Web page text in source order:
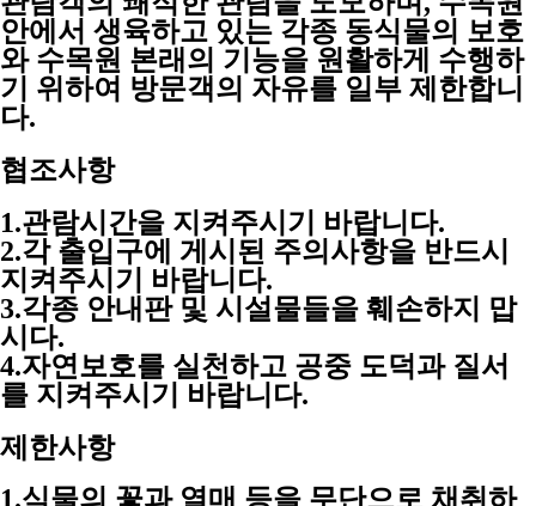
안에서 생육하고 있는 각종 동식물의 보호
와 수목원 본래의 기능을 원활하게 수행하
기 위하여 방문객의 자유를 일부 제한합니
다.
협조사항
1.관람시간을 지켜주시기 바랍니다.
2.각 출입구에 게시된 주의사항을 반드시
지켜주시기 바랍니다.
3.각종 안내판 및 시설물들을 훼손하지 맙
시다.
4.자연보호를 실천하고 공중 도덕과 질서
를 지켜주시기 바랍니다.
제한사항
1.식물의 꽃과 열매 등을 무단으로 채취하